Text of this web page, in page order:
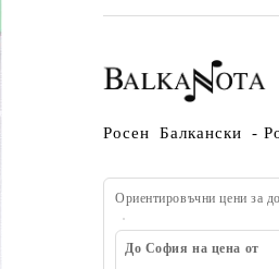
Росен Балкански -
Ориентировъчни цени за
До София на цена от